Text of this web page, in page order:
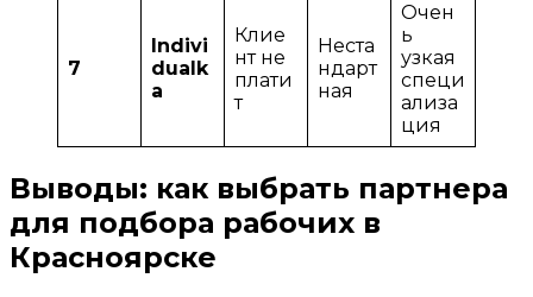
7
Indivi
dualk
a
Клие
нт не
плати
т
Неста
ндарт
ная
Очен
ь
узкая
специ
ализа
ция
Выводы: как выбрать партнера
для подбора рабочих в
Красноярске